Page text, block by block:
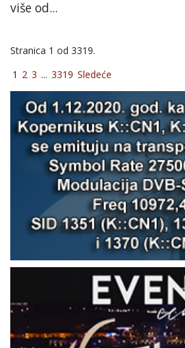
više od...
Stranica 1 od 3319.
1 2 3 ... 3319 Sledeće